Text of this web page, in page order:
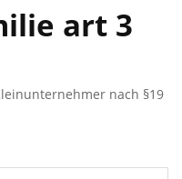
art 3
nach §19